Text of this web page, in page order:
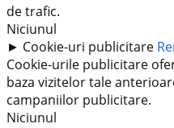
de trafic.
Niciunul
► Cookie-uri publicitare
Cookie-urile publicitare
baza vizitelor tale
campaniilor publicitare.
Niciunul